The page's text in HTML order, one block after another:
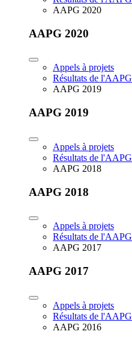
AAPG 2020
AAPG 2020
Appels à projets
Résultats de l'AAPG
AAPG 2019
AAPG 2019
Appels à projets
Résultats de l'AAPG
AAPG 2018
AAPG 2018
Appels à projets
Résultats de l'AAPG
AAPG 2017
AAPG 2017
Appels à projets
Résultats de l'AAPG
AAPG 2016